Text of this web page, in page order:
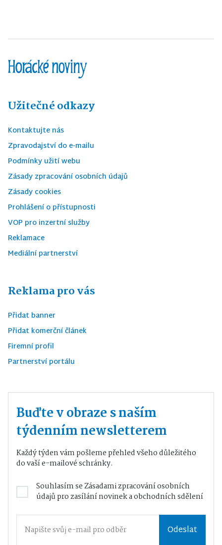
Užitečné odkazy
Kontaktujte nás
Zpravodajství do e-mailu
Podmínky užití webu
Zásady zpracování osobních údajů
Zásady cookies
Prohlášení o přístupnosti
VOP pro inzertní služby
Reklamace
Mediální partnerství
Reklama pro vás
Přidat banner
Přidat komerční článek
Firemní profil
Partnerství portálu
Buďte v obraze s naším
týdenním newsletterem
Každý týden vám pošleme přehled všeho důležitého
do vaší e-mailové schránky.
Souhlasím seZásadami zpracování osobních
údajůpro zasílání novinek a obchodních sdělení
Odeslat